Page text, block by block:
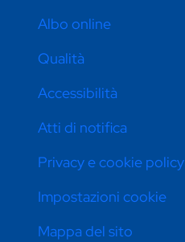
Albo online
Qualità
Accessibilità
Atti di notifica
Privacy e cookie policy
Impostazioni cookie
Mappa del sito